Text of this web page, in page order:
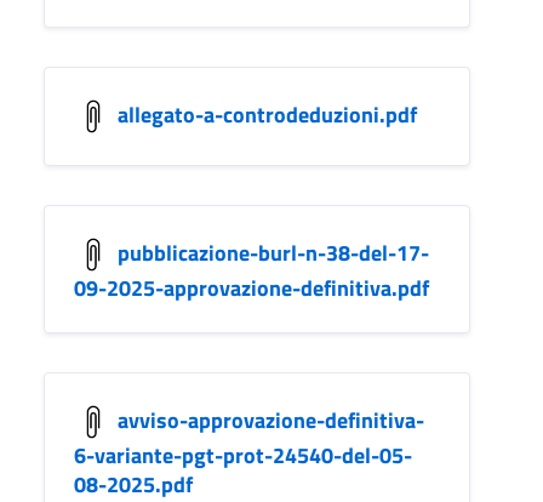
allegato-a-controdeduzioni.pdf
pubblicazione-burl-n-38-del-17-
09-2025-approvazione-definitiva.pdf
avviso-approvazione-definitiva-
6-variante-pgt-prot-24540-del-05-
08-2025.pdf